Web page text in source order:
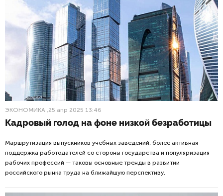
ЭКОНОМИКА ,25 апр 2025 13:46
Кадровый голод на фоне низкой безработицы
Маршрутизация выпускников учебных заведений, более активная
поддержка работодателей со стороны государства и популяризация
рабочих профессий — таковы основные тренды в развитии
российского рынка труда на ближайшую перспективу.